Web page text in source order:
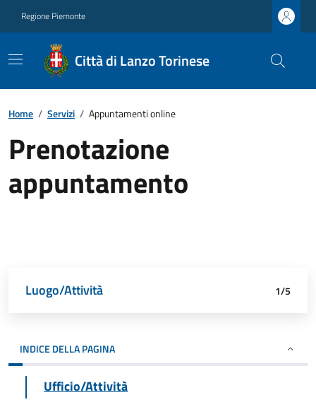
Regione Piemonte
Città di Lanzo Torinese
Home / Servizi / Appuntamenti online
Prenotazione
appuntamento
Luogo/Attività
Dettagli appuntamento
Richiedente
Data e orario
Riepilogo 1/5
INDICE DELLA PAGINA
Ufficio/Attività